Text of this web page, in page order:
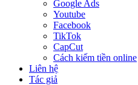
Google Ads
Youtube
Facebook
TikTok
CapCut
Cách kiếm tiền online
Liên hệ
Tác giả